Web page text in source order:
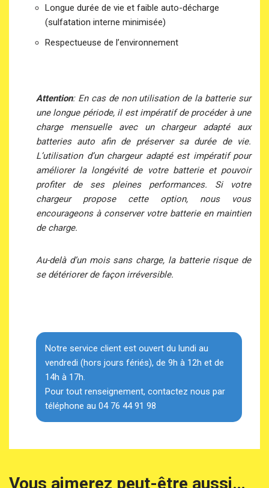
Longue durée de vie et faible auto-décharge
(sulfatation interne minimisée)
Respectueuse de l’environnement
Attention: En cas de non utilisation de la batterie sur
une longue période, il est impératif de procéder à une
charge mensuelle avec un chargeur adapté aux
batteries auto afin de préserver sa durée de vie.
L’utilisation d’un chargeur adapté est impératif pour
améliorer la longévité de votre batterie et pouvoir
profiter de ses pleines performances. Si votre
chargeur propose cette option, nous vous
encourageons à conserver votre batterie en maintien
de charge.
Au-delà d’un mois sans charge, la batterie risque de
se détériorer de façon irréversible.
Notre service client est ouvert du lundi au
vendredi (hors jours fériés), de 9h à 12h et de
14h à 17h.
Pour tout renseignement, contactez nous par
téléphone au 04 76 44 91 98
Vous aimerez peut-être aussi…